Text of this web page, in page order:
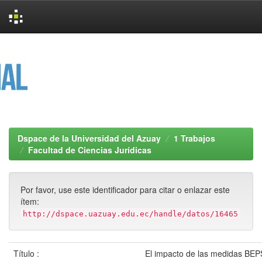
Dspace de la Universidad del Azuay
1 Trabajos
Facultad de Ciencias Jurídicas
Por favor, use este identificador para citar o enlazar este
ítem:
http://dspace.uazuay.edu.ec/handle/datos/16465
Título :
El impacto de las medidas